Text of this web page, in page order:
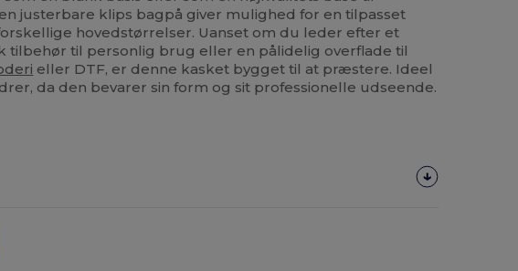
justerbare klips bagpå giver mulighed for en tilpasset
hovedstørrelser. Uanset om du leder efter et
tilbehør til personlig brug eller en pålidelig overflade til
eller DTF, er denne kasket bygget til at præstere. Ideel
da den bevarer sin form og sit professionelle udseende.